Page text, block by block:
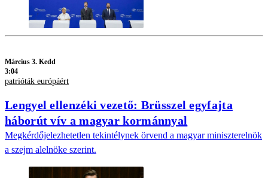
Március 3. Kedd
3:04
patrióták európáért
Lengyel ellenzéki vezető: Brüsszel egyfajta
háborút vív a magyar kormánnyal
Megkérdőjelezhetetlen tekintélynek örvend a magyar miniszterelnök
a szejm alelnöke szerint.